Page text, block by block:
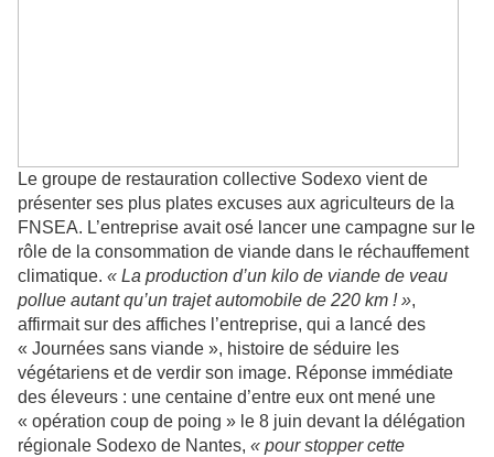
Le groupe de restauration collective Sodexo vient de
présenter ses plus plates excuses aux agriculteurs de la
FNSEA. L’entreprise avait osé lancer une campagne sur le
rôle de la consommation de viande dans le réchauffement
climatique. « La production d’un kilo de viande de veau
pollue autant qu’un trajet automobile de 220 km ! »,
affirmait sur des affiches l’entreprise, qui a lancé des
« Journées sans viande », histoire de séduire les
végétariens et de verdir son image. Réponse immédiate
des éleveurs : une centaine d’entre eux ont mené une
« opération coup de poing » le 8 juin devant la délégation
régionale Sodexo de Nantes, « pour stopper cette